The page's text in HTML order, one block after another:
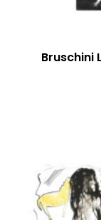
Bruschini